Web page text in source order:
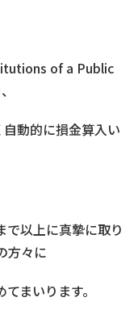
of a Public
動的に損金算入い
で以上に真摯に取り
方々に
まいります。